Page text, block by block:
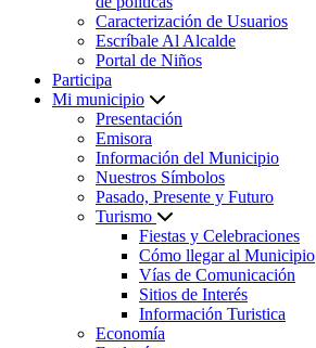
Caracterización de Usuarios
Escríbale Al Alcalde
Portal de Niños
Participa
Mi municipio
Presentación
Emisora
Información del Municipio
Nuestros Símbolos
Pasado, Presente y Futuro
Turismo
Fiestas y Celebraciones
Cómo llegar al Municipio
Vías de Comunicación
Sitios de Interés
Información Turistica
Economía